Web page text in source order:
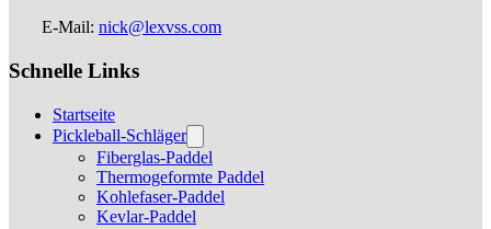
E-Mail: nick@lexvss.com
Schnelle Links
Startseite
Pickleball-Schläger
Fiberglas-Paddel
Thermogeformte Paddel
Kohlefaser-Paddel
Kevlar-Paddel